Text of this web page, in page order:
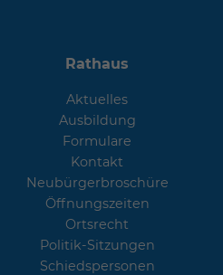
Rathaus
Aktuelles
Ausbildung
Formulare
Kontakt
Neubürgerbroschüre
Öffnungszeiten
Ortsrecht
Politik-Sitzungen
Schiedspersonen